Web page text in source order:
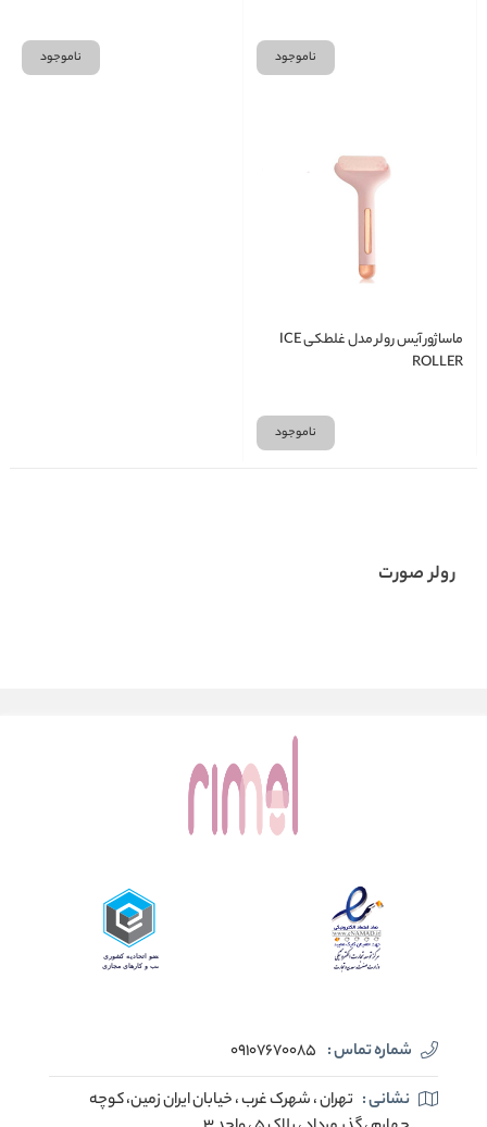
ناموجود ناموجود
ماساژور آیس رولر مدل غلطکی ICE
ROLLER
ناموجود
رولر صورت
شماره تماس : 09107670085
نشانی : تهران ، شهرک غرب ، خیابان ایران زمین، کوچه